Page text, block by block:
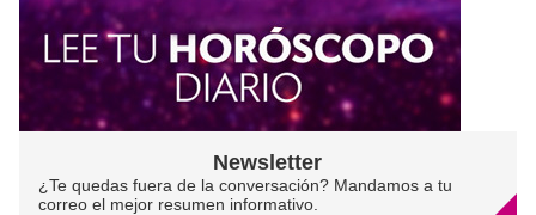
Newsletter
¿Te quedas fuera de la conversación? Mandamos a tu
correo el mejor resumen informativo.